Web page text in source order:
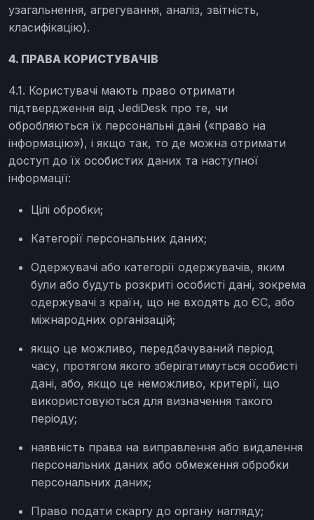
узагальнення, агрегування, аналіз, звітність,
класифікацію).
4. ПРАВА КОРИСТУВАЧІВ
4.1. Користувачі мають право отримати
підтвердження від JediDesk про те, чи
обробляються їх персональні дані («право на
інформацію»), і якщо так, то де можна отримати
доступ до їх особистих даних та наступної
інформації:
Цілі обробки;
Категорії персональних даних;
Одержувачі або категорії одержувачів, яким
були або будуть розкриті особисті дані, зокрема
одержувачі з країн, що не входять до ЄС, або
міжнародних організацій;
якщо це можливо, передбачуваний період
часу, протягом якого зберігатимуться особисті
дані, або, якщо це неможливо, критерії, що
використовуються для визначення такого
періоду;
наявність права на виправлення або видалення
персональних даних або обмеження обробки
персональних даних;
Право подати скаргу до органу нагляду;